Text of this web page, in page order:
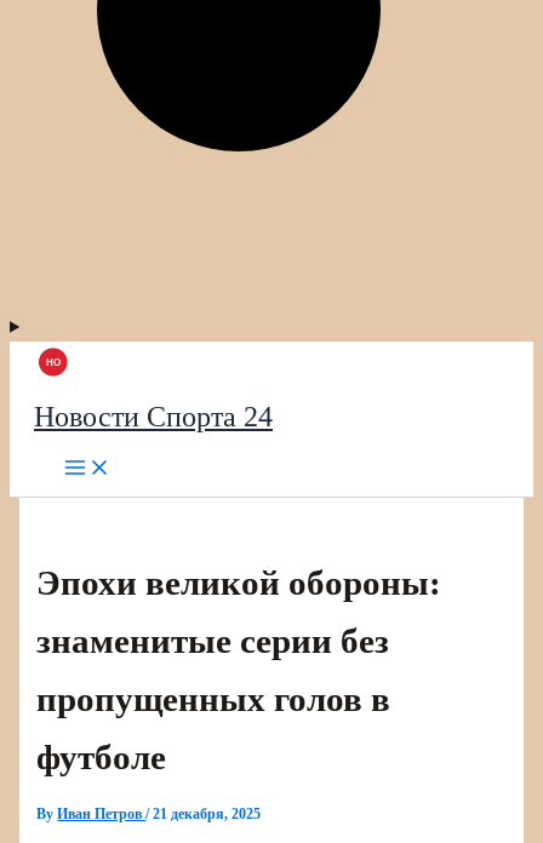
Новости Спорта 24
Эпохи великой обороны:
знаменитые серии без
пропущенных голов в
футболе
ByИван Петров/21 декабря, 2025